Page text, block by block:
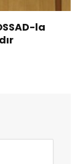
la